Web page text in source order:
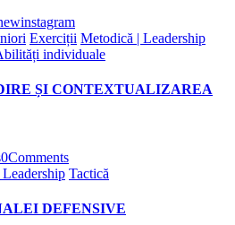
instagram
Exerciții Metodică | Leadership
individuale
ȘI CONTEXTUALIZAREA
0Comments
Tactică
DEFENSIVE